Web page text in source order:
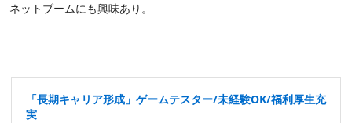
ネットブームにも興味あり。
「長期キャリア形成」ゲームテスター/未経験OK/福利厚生充
実